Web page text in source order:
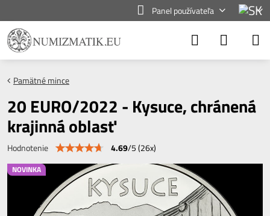
Panel používateľa
NOVINKA
Pamätné mince
20 EURO/2022 - Kysuce, chránená
krajinná oblasť
Hodnotenie 4.69/5(26x)